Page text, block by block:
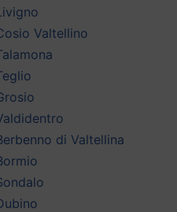
Valtellino
di Valtellina